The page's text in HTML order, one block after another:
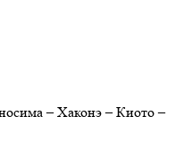
– Хаконэ – Киото –